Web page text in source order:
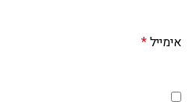
אימייל*